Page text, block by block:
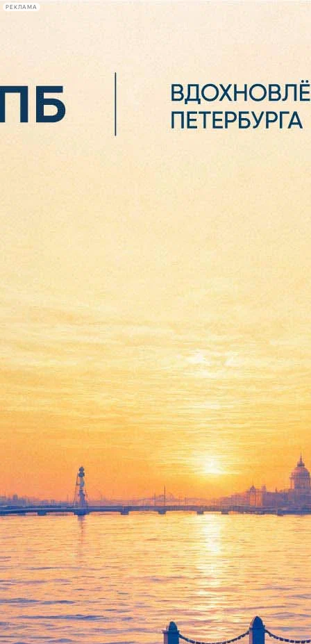
РЕКЛАМА
Сегодня:
2026.08.06
05:36
Выставка израильского
фотографа Зива Корена «Tel
Aviv Moments»